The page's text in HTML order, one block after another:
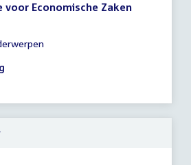
voor Economische Zaken